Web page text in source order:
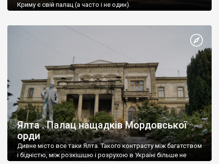
Криму є свій палац (а часто і не один).
Ялта . Палац нащадків Мордовської
орди
Дивне місто все таки Ялта. Такого контрасту між багатством
і бідністю, між розкішшю і розрухою в Україні більше не